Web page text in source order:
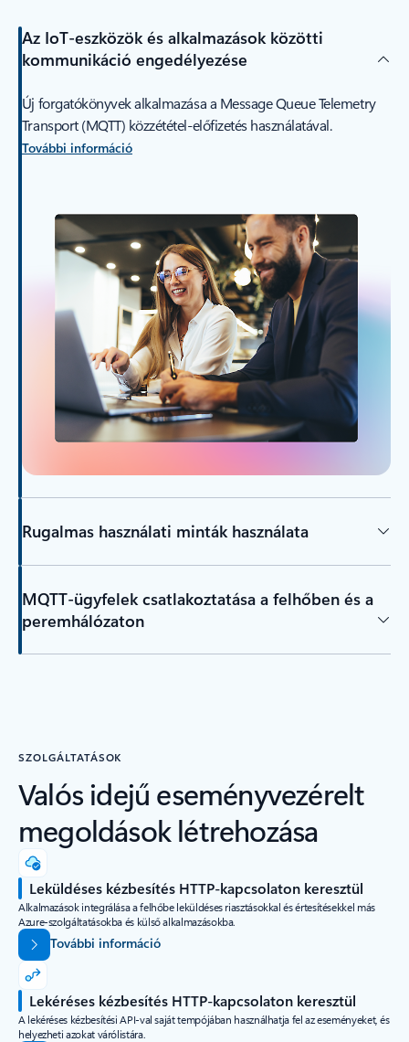
Az IoT-eszközök és alkalmazások közötti
kommunikáció engedélyezése
Új forgatókönyvek alkalmazása a Message Queue Telemetry
Transport (MQTT) közzététel-előfizetés használatával.
További információ
Rugalmas használati minták használata
MQTT-ügyfelek csatlakoztatása a felhőben és a
peremhálózaton
SZOLGÁLTATÁSOK
Valós idejű eseményvezérelt
megoldások létrehozása
Leküldéses kézbesítés HTTP-kapcsolaton keresztül
Alkalmazások integrálása a felhőbe leküldéses riasztásokkal és értesítésekkel más
Azure-szolgáltatásokba és külső alkalmazásokba.
További információ
Lekéréses kézbesítés HTTP-kapcsolaton keresztül
A lekéréses kézbesítési API-val saját tempójában használhatja fel az eseményeket, és
helyezheti azokat várólistára.